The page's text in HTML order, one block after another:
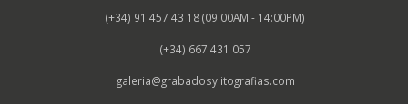
(+34) 91 457 43 18 (09:00AM - 14:00PM)
(+34) 667 431 057
galeria@grabadosylitografias.com